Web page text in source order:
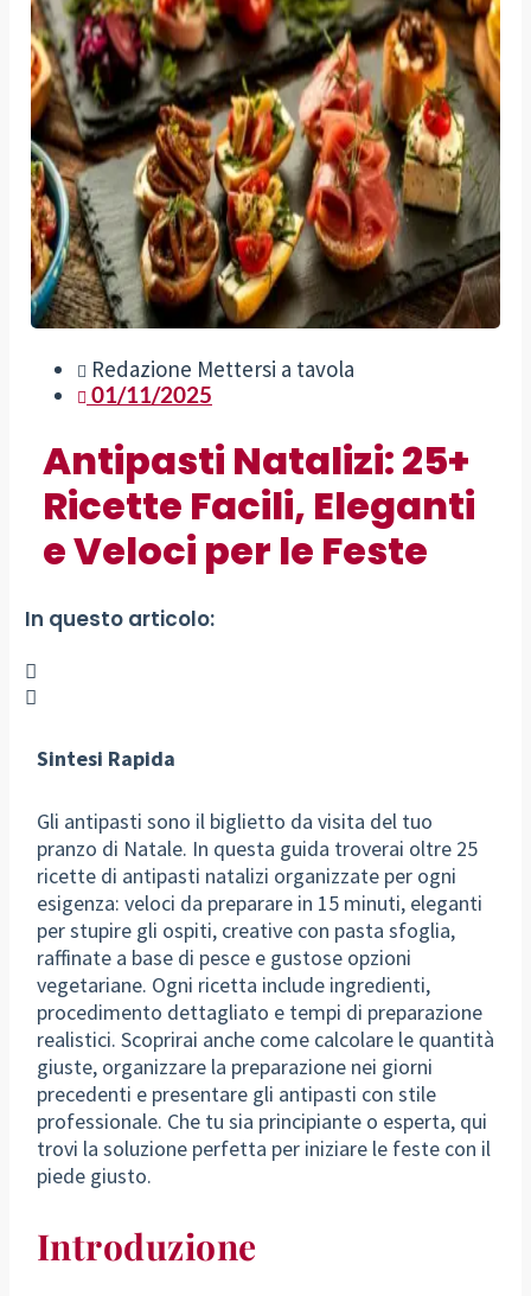
Redazione Mettersi a tavola
01/11/2025
Antipasti Natalizi: 25+
Ricette Facili, Eleganti
e Veloci per le Feste
In questo articolo:
Sintesi Rapida
Gli antipasti sono il biglietto da visita del tuo
pranzo di Natale. In questa guida troverai oltre 25
ricette di antipasti natalizi organizzate per ogni
esigenza: veloci da preparare in 15 minuti, eleganti
per stupire gli ospiti, creative con pasta sfoglia,
raffinate a base di pesce e gustose opzioni
vegetariane. Ogni ricetta include ingredienti,
procedimento dettagliato e tempi di preparazione
realistici. Scoprirai anche come calcolare le quantità
giuste, organizzare la preparazione nei giorni
precedenti e presentare gli antipasti con stile
professionale. Che tu sia principiante o esperta, qui
trovi la soluzione perfetta per iniziare le feste con il
piede giusto.
Introduzione